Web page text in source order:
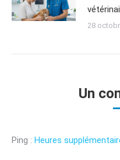
28
Un
Ping : Heures